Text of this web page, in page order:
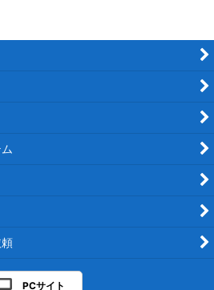
PCサイト